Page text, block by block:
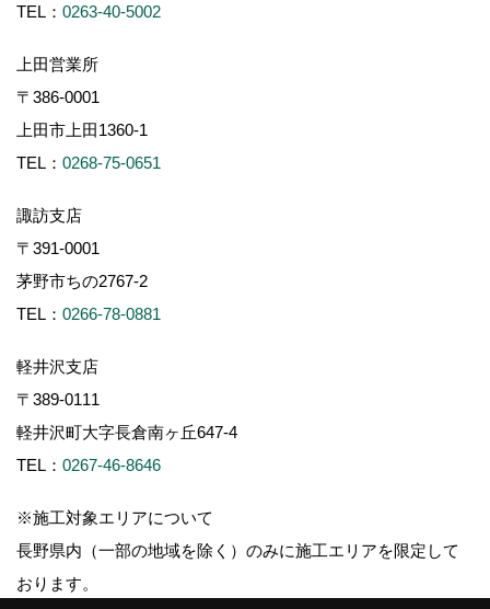
TEL： 0263-40-5002
上田営業所
〒386-0001
上田市上田1360-1
TEL： 0268-75-0651
諏訪支店
〒391-0001
茅野市ちの2767-2
TEL： 0266-78-0881
軽井沢支店
〒389-0111
軽井沢町大字長倉南ヶ丘647-4
TEL： 0267-46-8646
※施工対象エリアについて
長野県内（一部の地域を除く）のみに施工エリアを限定して
おります。